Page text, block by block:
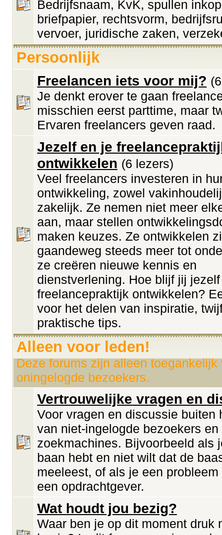
Bedrijfsnaam, KvK, spullen
briefpapier, rechtsvorm,
vervoer, juridische zaken,
Persoonlijk
Freelancen iets voor mij?
Je denkt erover te gaan
misschien eerst parttime, maar
Ervaren freelancers geven raad.
Jezelf en je
ontwikkelen (6 lezers)
Veel freelancers investeren in
ontwikkeling, zowel
zakelijk. Ze nemen niet meer
aan, maar stellen
maken keuzes. Ze ontwikkelen
gaandeweg steeds meer tot
ze creëren nieuwe kennis en
dienstverlening. Hoe blijf jij
freelancepraktijk ontwikkelen?
voor het delen van inspiratie,
praktische tips.
Alleen voor leden!
Deze forums zijn alleen
oningelogde bezoekers.
Vertrouwelijke vragen en
Voor vragen en discussie buiten
van niet-ingelogde bezoekers en
zoekmachines. Bijvoorbeeld als
baan hebt en niet wilt dat de
meeleest, of als je een probleem
een opdrachtgever.
Wat houdt jou bezig?
Waar ben je op dit moment druk